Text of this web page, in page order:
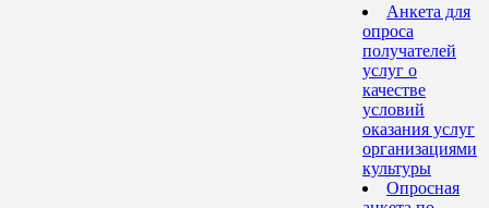
Анкета для
опроса
получателей
услуг о
качестве
условий
оказания услуг
организациями
культуры
Опросная